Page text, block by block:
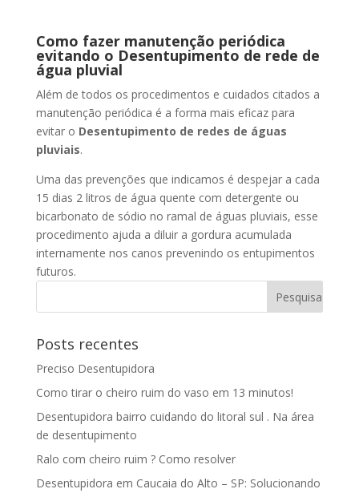
Como fazer manutenção periódica
evitando o Desentupimento de rede de
água pluvial
Além de todos os procedimentos e cuidados citados a
manutenção periódica é a forma mais eficaz para
evitar o Desentupimento de redes de águas
pluviais.
Uma das prevenções que indicamos é despejar a cada
15 dias 2 litros de água quente com detergente ou
bicarbonato de sódio no ramal de águas pluviais, esse
procedimento ajuda a diluir a gordura acumulada
internamente nos canos prevenindo os entupimentos
futuros.
Posts recentes
Preciso Desentupidora
Como tirar o cheiro ruim do vaso em 13 minutos!
Desentupidora bairro cuidando do litoral sul . Na área
de desentupimento
Ralo com cheiro ruim ? Como resolver
Desentupidora em Caucaia do Alto – SP: Solucionando